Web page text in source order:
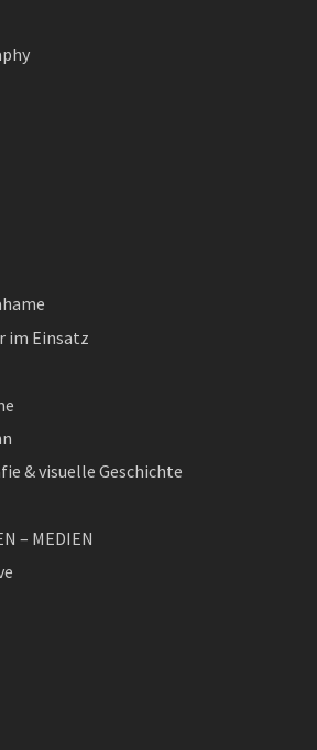
im Einsatz
& visuelle Geschichte
– MEDIEN